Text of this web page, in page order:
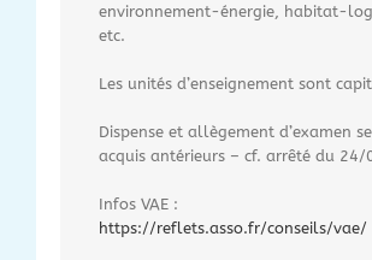
environnement-énergie, habitat-
etc.
Les unités d’enseignement sont
Dispense et allègement d’examen
acquis antérieurs – cf. arrêté du 24/
Infos VAE :
https://reflets.asso.fr/conseils/vae/